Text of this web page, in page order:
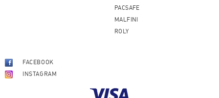
PACSAFE
MALFINI
ROLY
FACEBOOK
INSTAGRAM